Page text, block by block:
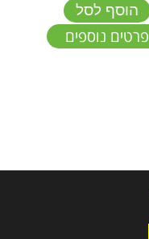
הוסף לסל
פרטים נוספים